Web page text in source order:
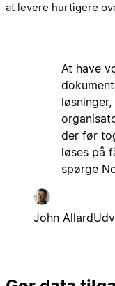
at levere hurtigere
At have
der før
løses på
spørge
John Allard